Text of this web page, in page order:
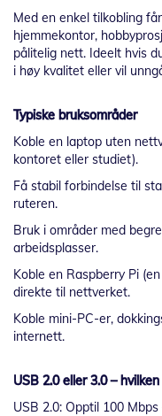
Med en enkel tilkobling
hjemmekontor,
pålitelig nett. Ideelt hvis
i høy kvalitet eller vil
Typiske bruksområder
Koble en laptop uten
kontoret eller studiet).
Få stabil forbindelse til
ruteren.
Bruk i områder med
arbeidsplasser.
Koble en Raspberry Pi
direkte til nettverket.
Koble mini-PC-er,
internett.
USB 2.0 eller 3.0 –
USB 2.0: Opptil 100